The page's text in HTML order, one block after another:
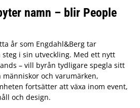
namn – blir People
år som Engdahl&Berg tar
steg i sin utveckling. Med ett nytt
– vill byrån tydligare spegla sitt
och varumärken,
fortsätter att växa inom event,
och design.